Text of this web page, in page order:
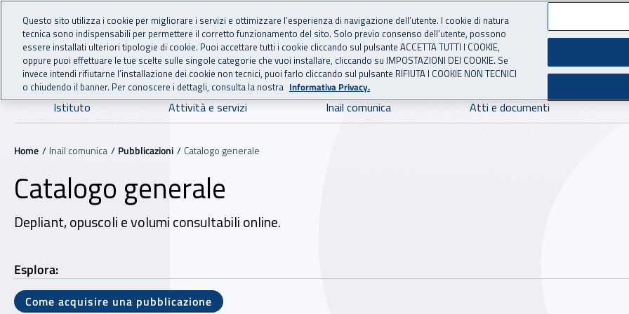
Vai al menu principale
Vai al contenuto principale
INAIL - Istituto Nazionale per l'Assicurazione
Navigazione principale
Istituto Attività e servizi Inail comunica Atti e documenti
Navigazione - Ti trovi in:
Home Inail comunica Pubblicazioni Catalogo generale
Catalogo generale
Depliant, opuscoli e volumi consultabili online.
Esplora:
Come acquisire una pubblicazione
Questo sito utilizza i cookie per migliorare i servizi e ottimizzare l’esperienza di navigazione dell’utente. I cookie di natura
tecnica sono indispensabili per permettere il corretto funzionamento del sito. Solo previo consenso dell’utente, possono
essere installati ulteriori tipologie di cookie. Puoi accettare tutti i cookie cliccando sul pulsante ACCETTA TUTTI I COOKIE,
oppure puoi effettuare le tue scelte sulle singole categorie che vuoi installare, cliccando su IMPOSTAZIONI DEI COOKIE. Se
invece intendi rifiutarne l’installazione dei cookie non tecnici, puoi farlo cliccando sul pulsante RIFIUTA I COOKIE NON TECNICI
o chiudendo il banner. Per conoscere i dettagli, consulta la nostra Informativa Privacy.